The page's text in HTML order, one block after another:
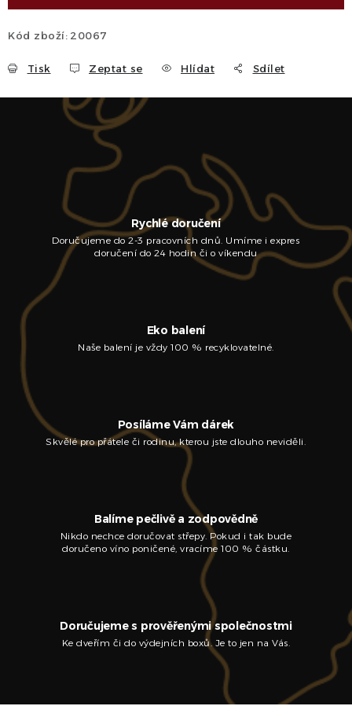
Kód zboží: 20067
Tisk Zeptat se Hlídat Sdílet
Rychlé doručení
Doručujeme do 2-3 pracovních dnů. Umíme i expres
doručení do 24 hodin či o víkendu
Eko balení
Naše balení je vždy 100 % recyklovatelné.
Posíláme Vám dárek
Skvělé pro přátele či rodinu, kterou jste dlouho neviděli.
Balíme pečlivě a zodpovědně
Nikdo nechce doručovat střepy. Pokud i tak bude
doručeno víno poničené, vracíme 100 % částku.
Doručujeme s prověřenými společnostmi
Ke dveřím či do výdejních boxů. Je to jen na Vás.